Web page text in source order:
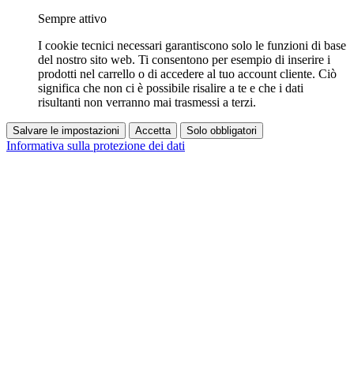
Sempre attivo
I cookie tecnici necessari garantiscono solo le funzioni di base
del nostro sito web. Ti consentono per esempio di inserire i
prodotti nel carrello o di accedere al tuo account cliente. Ciò
significa che non ci è possibile risalire a te e che i dati
risultanti non verranno mai trasmessi a terzi.
Salvare le impostazioni Accetta Solo obbligatori
Informativa sulla protezione dei dati